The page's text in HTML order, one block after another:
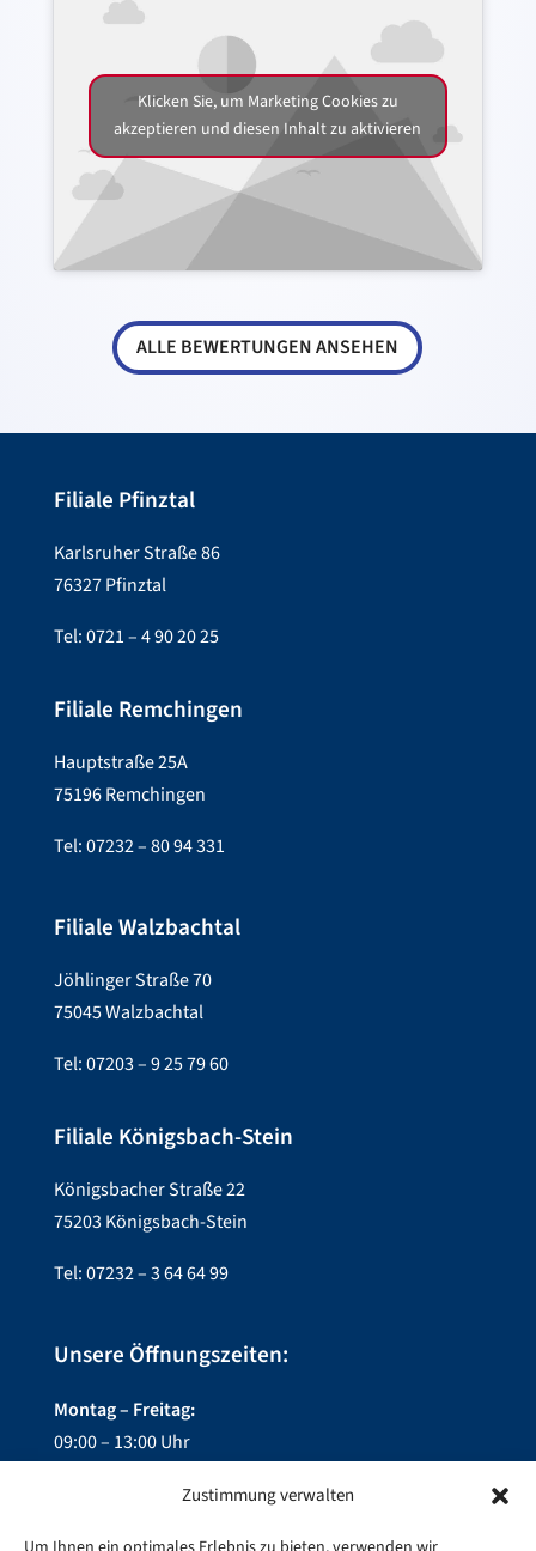
Zustimmung verwalten
Klicken Sie, um Marketing Cookies zu
akzeptieren und diesen Inhalt zu aktivieren
ALLE BEWERTUNGEN ANSEHEN
Filiale Pfinztal
Karlsruher Straße 86
76327 Pfinztal
Tel: 0721 – 4 90 20 25
Filiale Remchingen
Hauptstraße 25A
75196 Remchingen
Tel: 07232 – 80 94 331
Filiale Walzbachtal
Jöhlinger Straße 70
75045 Walzbachtal
Tel: 07203 – 9 25 79 60
Filiale Königsbach-Stein
Königsbacher Straße 22
75203 Königsbach-Stein
Tel: 07232 – 3 64 64 99
Unsere Öffnungszeiten:
Montag – Freitag:
09:00 – 13:00 Uhr